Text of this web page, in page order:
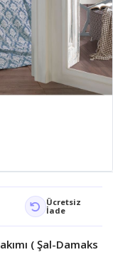
Ücretsiz
İade
( Şal-Damaks